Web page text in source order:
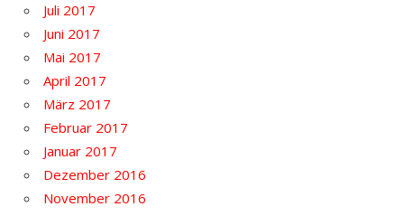
Juli 2017
Juni 2017
Mai 2017
April 2017
März 2017
Februar 2017
Januar 2017
Dezember 2016
November 2016